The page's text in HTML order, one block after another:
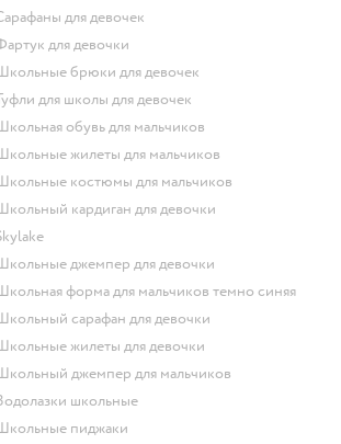
Сарафаны для девочек
Фартук для девочки
Школьные брюки для девочек
Туфли для школы для девочек
Школьная обувь для мальчиков
Школьные жилеты для мальчиков
Школьные костюмы для мальчиков
Школьный кардиган для девочки
Skylake
Школьные джемпер для девочки
Школьная форма для мальчиков темно синяя
Школьный сарафан для девочки
Школьные жилеты для девочки
Школьный джемпер для мальчиков
Водолазки школьные
Школьные пиджаки